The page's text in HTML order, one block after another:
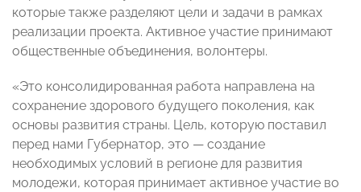
которые также разделяют цели и задачи в рамках
реализации проекта. Активное участие принимают
общественные объединения, волонтеры.
«Это консолидированная работа направлена на
сохранение здорового будущего поколения, как
основы развития страны. Цель, которую поставил
перед нами Губернатор, это — создание
необходимых условий в регионе для развития
молодежи, которая принимает активное участие во